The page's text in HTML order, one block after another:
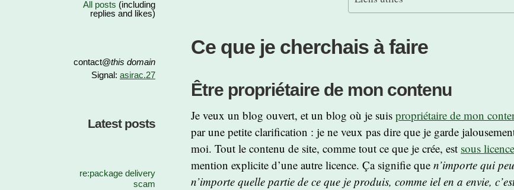
Ce que je cherchais à faire
Être propriétaire de mon contenu
Je veux un blog ouvert, et un blog où je suis propriétaire de mon
par une petite clarification : je ne veux pas dire que je garde
moi. Tout le contenu de site, comme tout ce que je crée, est sous
mention explicite d’une autre licence. Ça signifie que n’importe qui
n’importe quelle partie de ce que je produis, comme iel en a envie,
All posts (including
replies and likes)
contact@this domain
Signal: asirac.27
Latest posts
re:package delivery
scam